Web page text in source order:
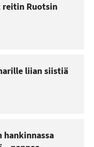
reitin Ruotsin
liian siistiä